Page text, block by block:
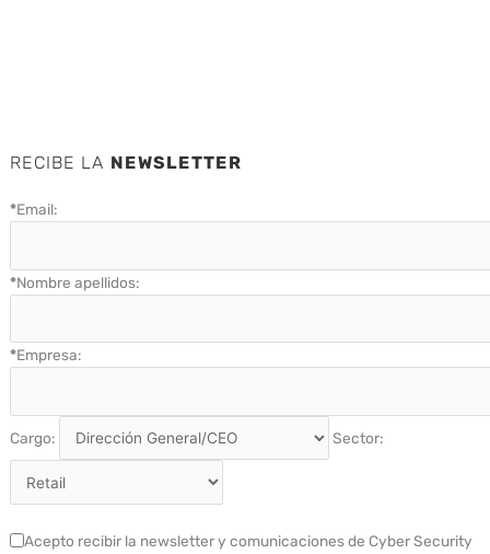
RECIBE LA NEWSLETTER
*Email:
*Nombre apellidos:
*Empresa:
Cargo: Sector:
Acepto recibir la newsletter y comunicaciones de Cyber Security